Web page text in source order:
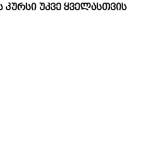
კურსი უკვე ყველასთვის